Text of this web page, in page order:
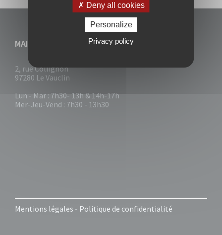
MAIRIE DU VAUCLIN
2, rue Collignon
97280 Le Vauclin
Lun - Mar : 7h30- 13h & 14h-17h
Mer-Jeu-Vend : 7h30 - 13h30
Mentions légales - Politique de confidentialité
Deny all cookies
Personalize
Privacy policy